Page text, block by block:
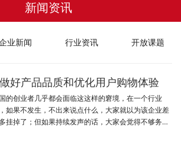
新闻资讯
业新闻 行业资讯 开放课题
好产品品质和优化用户购物体验
的创业者几乎都会面临这这样的窘境，在一个行业
如果不发生，不出来说点什么，大家就以为该企业差
挂掉了；但如果持续发声的话，大家会觉得不够务